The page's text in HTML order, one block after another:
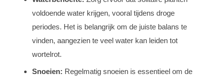
voldoende water krijgen, vooral tijdens droge
periodes. Het is belangrijk om de juiste balans te
vinden, aangezien te veel water kan leiden tot
wortelrot.
Snoeien: Regelmatig snoeien is essentieel om de